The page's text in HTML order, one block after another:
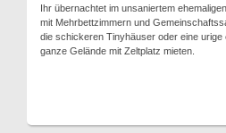
Ihr übernachtet im unsaniertem
mit Mehrbettzimmern und
die schickeren Tinyhäuser oder eine urige
ganze Gelände mit Zeltplatz mieten.